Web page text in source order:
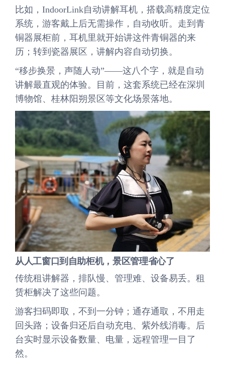
比如，IndoorLink自动讲解耳机，搭载高精度定位
系统，游客戴上后无需操作，自动收听。走到青
铜器展柜前，耳机里就开始讲这件青铜器的来
历；转到瓷器展区，讲解内容自动切换。
“移步换景，声随人动”——这八个字，就是自动
讲解最直观的体验。目前，这套系统已经在深圳
博物馆、桂林阳朔景区等文化场景落地。
从人工窗口到自助柜机，景区管理省心了
传统租讲解器，排队慢、管理难、设备易丢。租
赁柜解决了这些问题。
游客扫码即取，不到一分钟；通存通取，不用走
回头路；设备归还后自动充电、紫外线消毒。后
台实时显示设备数量、电量，远程管理一目了
然。